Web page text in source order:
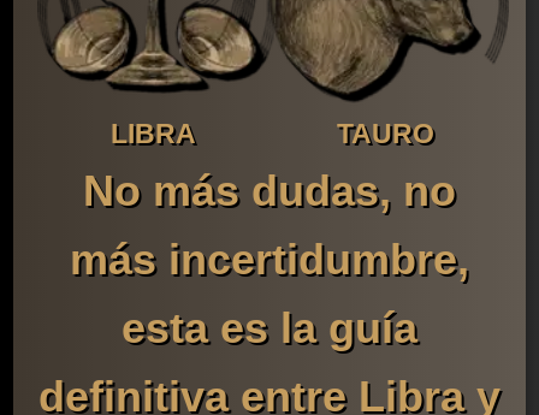
LIBRA TAURO
No más dudas, no
más incertidumbre,
esta es la guía
definitiva entre Libra y